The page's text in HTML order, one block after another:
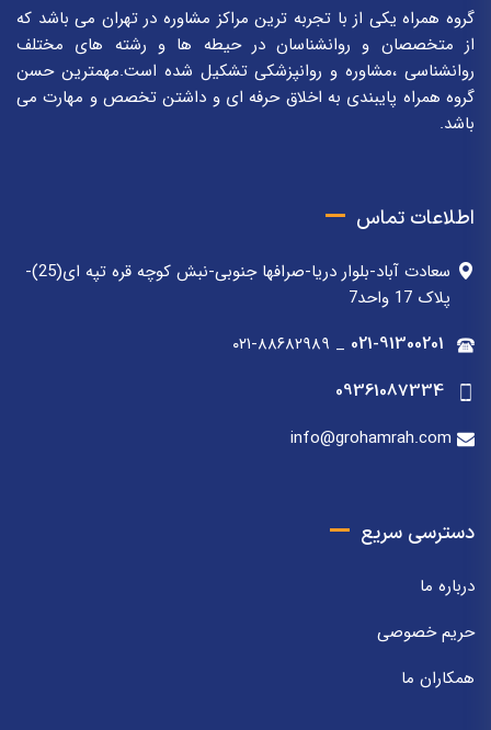
گروه همراه یکی از با تجربه ترین مراکز مشاوره در تهران می باشد که
از متخصصان و روانشناسان در حیطه ها و رشته های مختلف
روانشناسی ،مشاوره و روانپزشکی تشکیل شده است.مهمترین حسن
گروه همراه پایبندی به اخلاق حرفه ای و داشتن تخصص و مهارت می
باشد.
اطلاعات تماس
سعادت آباد-بلوار دریا-صرافها جنوبی-نبش کوچه قره تپه ای(25)-
پلاک 17 واحد7
021-91300201
_ ۰۲۱-۸۸۶۸۲۹۸۹
09361087334
info@grohamrah.com
دسترسی سریع
درباره ما
حریم خصوصی
همکاران ما